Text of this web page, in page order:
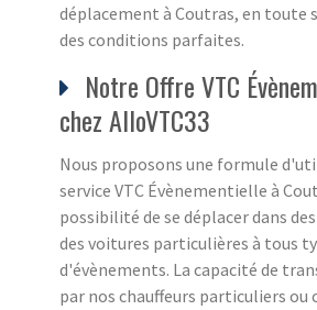
déplacement à Coutras, en toute
des conditions parfaites.
Notre Offre VTC
chez AlloVTC33
Nous proposons une formule
service VTC Évènementielle à
possibilité de se déplacer dans
des voitures particulières à tous
d'évènements. La capacité de
par nos chauffeurs particuliers ou